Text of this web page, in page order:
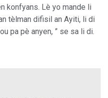
konfyans. Lè yo mande li
tèlman difisil an Ayiti, li di
pa pè anyen, ” se sa li di.